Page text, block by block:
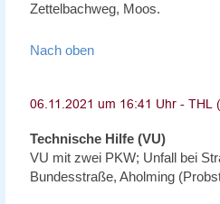
Zettelbachweg, Moos.
Nach oben
Technische Hilfe (VU)
VU mit zwei PKW; Unfall bei
Bundesstraße, Aholming